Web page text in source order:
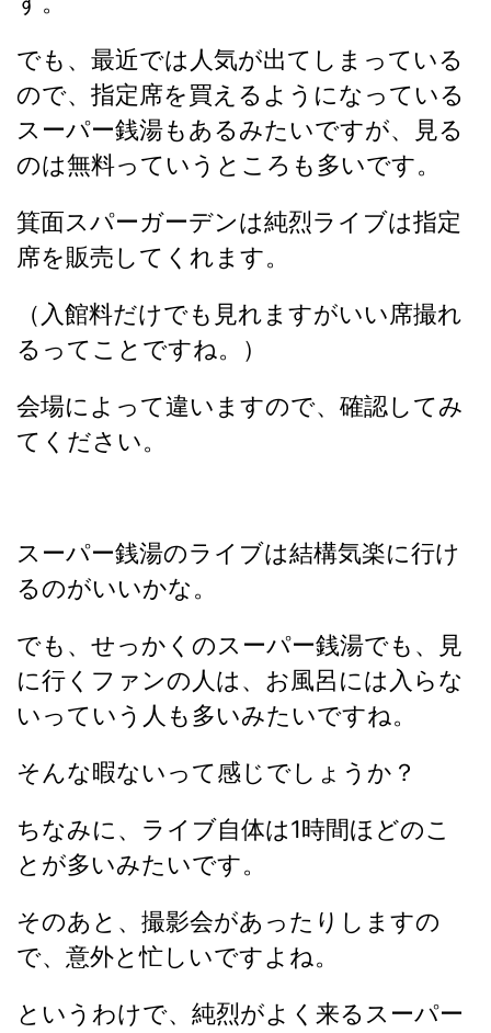
でも、最近では人気が出てしまっている
ので、指定席を買えるようになっている
スーパー銭湯もあるみたいですが、見る
のは無料っていうところも多いです。
箕面スパーガーデンは純烈ライブは指定
席を販売してくれます。
（入館料だけでも見れますがいい席撮れ
るってことですね。）
会場によって違いますので、確認してみ
てください。
スーパー銭湯のライブは結構気楽に行け
るのがいいかな。
でも、せっかくのスーパー銭湯でも、見
に行くファンの人は、お風呂には入らな
いっていう人も多いみたいですね。
そんな暇ないって感じでしょうか？
ちなみに、ライブ自体は1時間ほどのこ
とが多いみたいです。
そのあと、撮影会があったりしますの
で、意外と忙しいですよね。
というわけで、純烈がよく来るスーパー